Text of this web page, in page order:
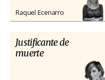
Raquel Ecenarro
Justificante de
muerte